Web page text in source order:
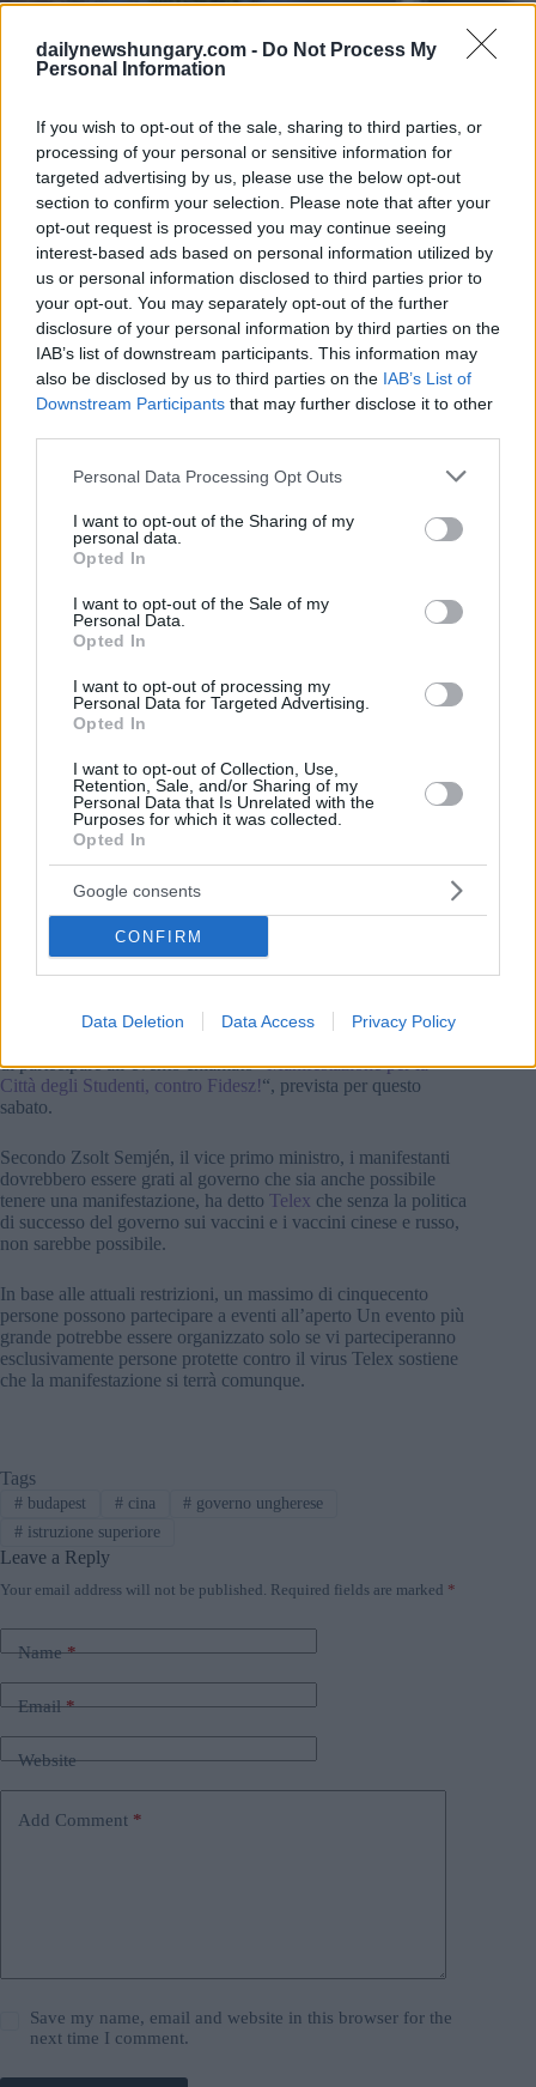
dailynewshungary.com - Do Not Process My
Personal Information
If you wish to opt-out of the sale, sharing to third parties, or
processing of your personal or sensitive information for
targeted advertising by us, please use the below opt-out
section to confirm your selection. Please note that after your
opt-out request is processed you may continue seeing
interest-based ads based on personal information utilized by
us or personal information disclosed to third parties prior to
your opt-out. You may separately opt-out of the further
disclosure of your personal information by third parties on the
IAB’s list of downstream participants. This information may
also be disclosed by us to third parties on the IAB’s List of
Downstream Participants that may further disclose it to other
Please note that this website/app uses one or more Google
not limited to your visit or usage behaviour. You may click to
grant or deny consent to Google and its third-party tags to
use your data for below specified purposes in below Google
consent section.
Personal Data Processing Opt Outs
I want to opt-out of the Sharing of my
personal data.
Opted In
I want to opt-out of the Sale of my
Personal Data.
Opted In
I want to opt-out of processing my
Personal Data for Targeted Advertising.
Opted In
I want to opt-out of Collection, Use,
Retention, Sale, and/or Sharing of my
Personal Data that Is Unrelated with the
Purposes for which it was collected.
Opted In
Google consents
CONFIRM
Data Deletion Data Access Privacy Policy
Funzionari filogovernativi hanno chiaramente condannato la
mossa Secondo la fazione di Fidesz e KDNP, Krisztina
Baranyi non può rinominare un’area pubblica a Budapest
Budapest, riferisce24.hu.
Secondo il Guardian,
“il progetto dell’università ha alimentato un crescente disagio
per l’inclinazione diplomatica dell’Ungheria da ovest a est e
per il suo crescente indebitamento nei confronti della Cina.”
Sindaco di Budapest: l’università di Fudan servirà
l’influenza del Partito Comunista Cinese
Budapest sono contrari al trasferimento dell’Università di
di partecipare all’evento chiamato “Manifestazione per la
Città degli Studenti, contro Fidesz!“, prevista per questo
sabato.
Secondo Zsolt Semjén, il vice primo ministro, i manifestanti
dovrebbero essere grati al governo che sia anche possibile
tenere una manifestazione, ha detto Telex che senza la politica
di successo del governo sui vaccini e i vaccini cinese e russo,
non sarebbe possibile.
In base alle attuali restrizioni, un massimo di cinquecento
persone possono partecipare a eventi all’aperto Un evento più
grande potrebbe essere organizzato solo se vi parteciperanno
esclusivamente persone protette contro il virus Telex sostiene
che la manifestazione si terrà comunque.
Tags
#budapest #cina # governo ungherese
#istruzione superiore
Leave a Reply
Your email address will not be published. Required fields are marked *
Name*
Email*
Website
Add Comment *
Save my name, email and website in this browser for the
next time I comment.